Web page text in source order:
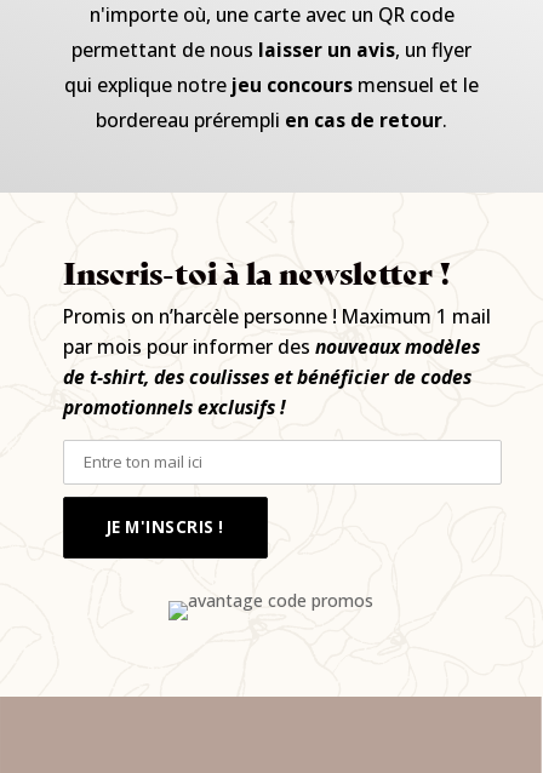
n'importe où, une carte avec un QR code
permettant de nous laisser un avis, un flyer
qui explique notre jeu concours mensuel et le
bordereau prérempli en cas de retour.
Inscris-toi à la newsletter !
Promis on n’harcèle personne ! Maximum 1 mail
par mois pour informer des nouveaux modèles
de t-shirt, des coulisses et bénéficier de codes
promotionnels exclusifs !